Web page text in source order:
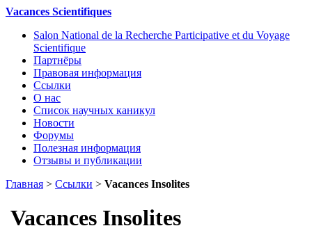
Vacances Scientifiques
Salon National de la Recherche Participative et du Voyage
Scientifique
Партнёры
Правовая информация
Ссылки
О нас
Список научных каникул
Новости
Форумы
Полезная информация
Отзывы и публикации
Главная > Ссылки > Vacances Insolites
Vacances Insolites